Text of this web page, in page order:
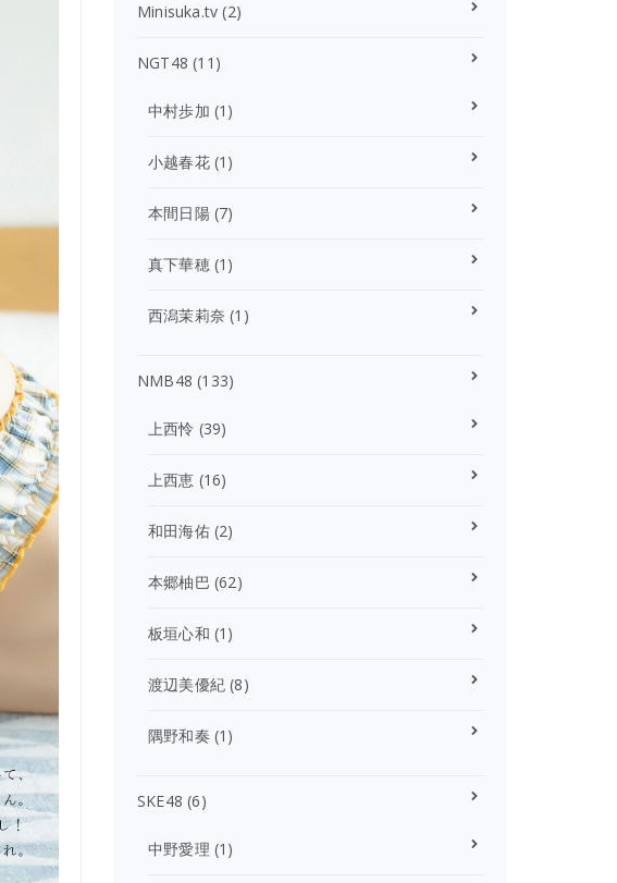
Minisuka.tv (2)
NGT48 (11)
中村歩加 (1)
小越春花(1)
本間日陽(7)
真下華穂(1)
西潟茉莉奈 (1)
NMB48 (133)
上西怜 (39)
上西恵 (16)
和田海佑(2)
本郷柚巴 (62)
板垣心和 (1)
渡辺美優紀 (8)
隅野和奏 (1)
SKE48 (6)
中野愛理 (1)